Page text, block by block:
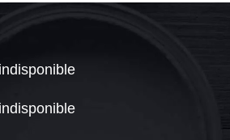
indisponible
indisponible